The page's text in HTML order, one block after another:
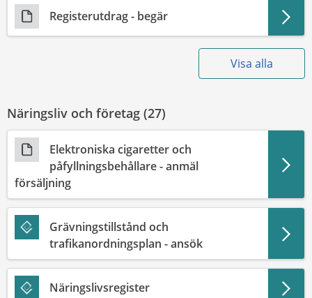
Registerutdrag - begär
Visa alla
Näringsliv och företag (27)
Elektroniska cigaretter och
påfyllningsbehållare - anmäl
försäljning
Grävningstillstånd och
trafikanordningsplan - ansök
Näringslivsregister